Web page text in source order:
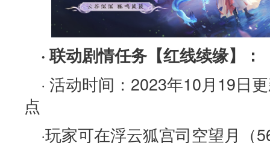
· 联动剧情任务【红线续缘】：
· 活动时间：2023年10月19日
点
·玩家可在浮云狐宫司空望月（